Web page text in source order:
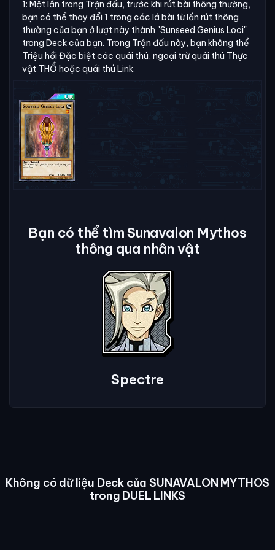
1: Một lần trong Trận đấu, trước khi rút bài thông thường,
bạn có thể thay đổi 1 trong các lá bài từ lần rút thông
thường của bạn ở lượt này thành "Sunseed Genius Loci"
trong Deck của bạn. Trong Trận đấu này, bạn không thể
Triệu hồi Đặc biệt các quái thú, ngoại trừ quái thú Thực
vật THỔ hoặc quái thú Link.
Bạn có thể tìm Sunavalon Mythos
thông qua nhân vật
Spectre
Không có dữ liệu Deck của SUNAVALON MYTHOS
trong DUEL LINKS